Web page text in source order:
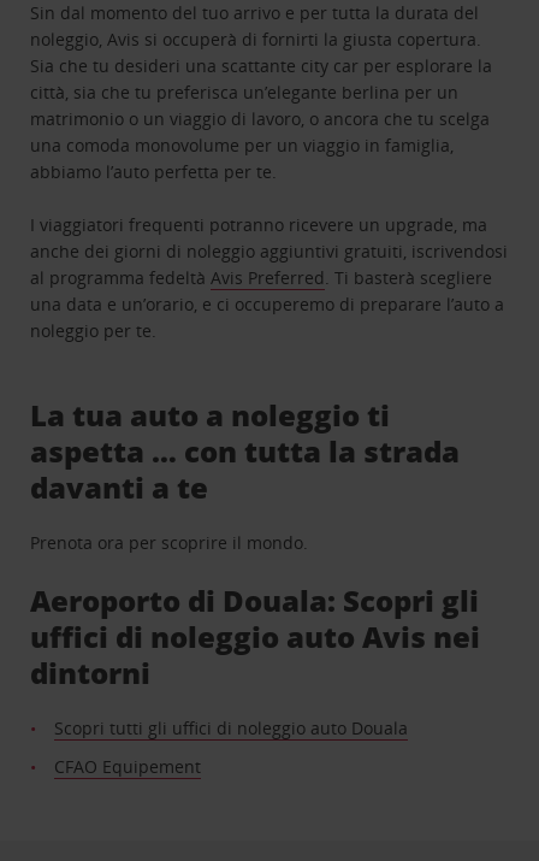
Sin dal momento del tuo arrivo e per tutta la durata del
noleggio, Avis si occuperà di fornirti la giusta copertura.
Sia che tu desideri una scattante city car per esplorare la
città, sia che tu preferisca un’elegante berlina per un
matrimonio o un viaggio di lavoro, o ancora che tu scelga
una comoda monovolume per un viaggio in famiglia,
abbiamo l’auto perfetta per te.
I viaggiatori frequenti potranno ricevere un upgrade, ma
anche dei giorni di noleggio aggiuntivi gratuiti, iscrivendosi
al programma fedeltàAvis Preferred. Ti basterà scegliere
una data e un’orario, e ci occuperemo di preparare l’auto a
noleggio per te.
La tua auto a noleggio ti
aspetta … con tutta la strada
davanti a te
Prenota ora per scoprire il mondo.
Aeroporto di Douala: Scopri gli
uffici di noleggio auto Avis nei
dintorni
Scopri tutti gli uffici di noleggio auto Douala
CFAO Equipement